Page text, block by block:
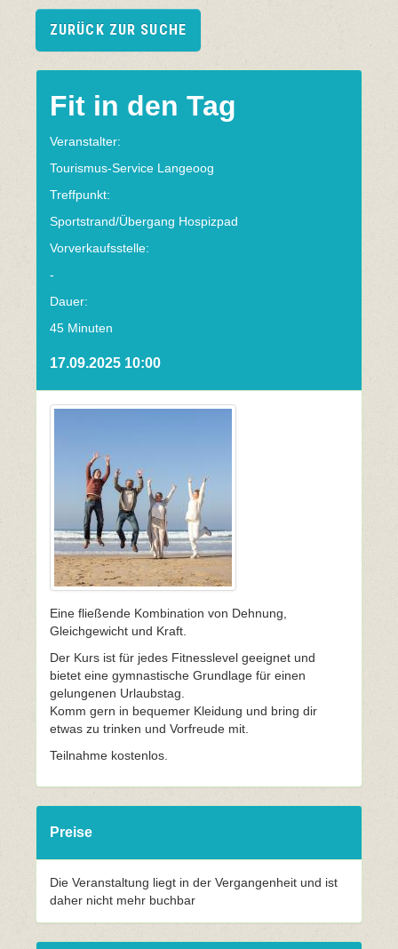
ZURÜCK ZUR SUCHE
Fit in den Tag
Veranstalter:
Tourismus-Service Langeoog
Treffpunkt:
Sportstrand/Übergang Hospizpad
Vorverkaufsstelle:
-
Dauer:
45 Minuten
17.09.2025 10:00
Eine fließende Kombination von Dehnung,
Gleichgewicht und Kraft.
Der Kurs ist für jedes Fitnesslevel geeignet und
bietet eine gymnastische Grundlage für einen
gelungenen Urlaubstag.
Komm gern in bequemer Kleidung und bring dir
etwas zu trinken und Vorfreude mit.
Teilnahme kostenlos.
Preise
Die Veranstaltung liegt in der Vergangenheit und ist
daher nicht mehr buchbar